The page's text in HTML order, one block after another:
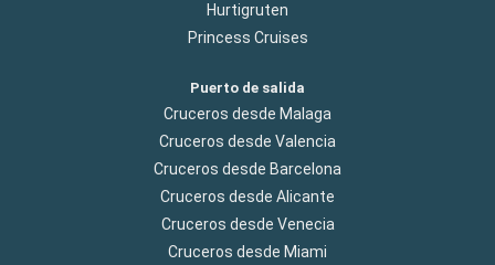
Hurtigruten
Princess Cruises
Puerto de salida
Cruceros desde Malaga
Cruceros desde Valencia
Cruceros desde Barcelona
Cruceros desde Alicante
Cruceros desde Venecia
Cruceros desde Miami